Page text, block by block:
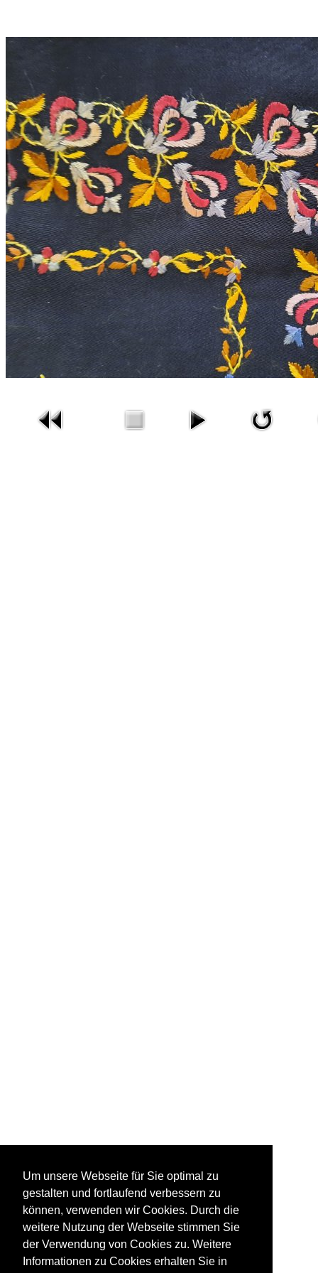
Um unsere Webseite für Sie optimal zu
gestalten und fortlaufend verbessern zu
können, verwenden wir Cookies. Durch die
weitere Nutzung der Webseite stimmen Sie
der Verwendung von Cookies zu. Weitere
Informationen zu Cookies erhalten Sie in